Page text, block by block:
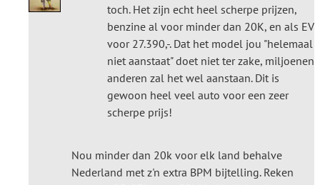
toch. Het zijn echt heel scherpe prijzen,
benzine al voor minder dan 20K, en als EV
voor 27.390,-. Dat het model jou "helemaal
niet aanstaat" doet niet ter zake, miljoenen
anderen zal het wel aanstaan. Dit is
gewoon heel veel auto voor een zeer
scherpe prijs!
Nou minder dan 20k voor elk land behalve
Nederland met z'n extra BPM bijtelling. Reken